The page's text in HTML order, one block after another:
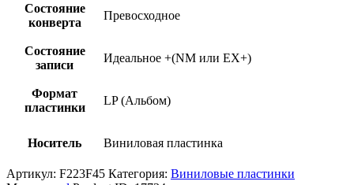
Состояние
конверта
Превосходное
Состояние
записи
Идеальное +(NM или EX+)
Формат
пластинки
LP (Альбом)
Носитель Виниловая пластинка
Артикул: F223F45 Категория: Виниловые пластинки